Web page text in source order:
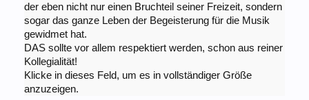
der eben nicht nur einen Bruchteil seiner Freizeit, sondern
sogar das ganze Leben der Begeisterung für die Musik
gewidmet hat.
DAS sollte vor allem respektiert werden, schon aus reiner
Kollegialität!
Klicke in dieses Feld, um es in vollständiger Größe
anzuzeigen.